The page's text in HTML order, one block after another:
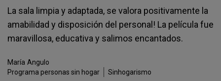
La sala limpia y adaptada, se valora positivamente la
amabilidad y disposición del personal! La película fue
maravillosa, educativa y salimos encantados.
María Angulo
Programa personas sin hogar
Sinhogarismo